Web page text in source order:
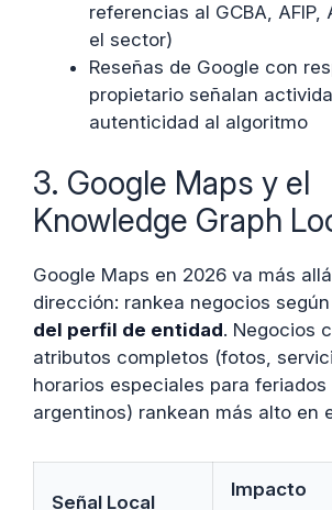
referencias al GCBA, AFIP,
el sector)
Reseñas de Google con
propietario señalan
autenticidad al algoritmo
3. Google Maps y el
Knowledge Graph
Google Maps en 2026 va más
dirección: rankea negocios según
del perfil de entidad. Negocios
atributos completos (fotos,
horarios especiales para
argentinos) rankean más alto en
Señal Local
Impacto